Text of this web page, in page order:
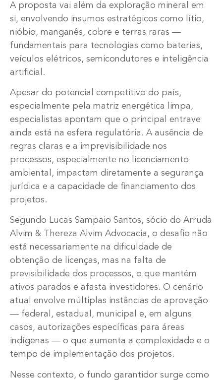
A proposta vai além da exploração mineral em
si, envolvendo insumos estratégicos como lítio,
nióbio, manganês, cobre e terras raras —
fundamentais para tecnologias como baterias,
veículos elétricos, semicondutores e inteligência
artificial.
Apesar do potencial competitivo do país,
especialmente pela matriz energética limpa,
especialistas apontam que o principal entrave
ainda está na esfera regulatória. A ausência de
regras claras e a imprevisibilidade nos
processos, especialmente no licenciamento
ambiental, impactam diretamente a segurança
jurídica e a capacidade de financiamento dos
projetos.
Segundo Lucas Sampaio Santos, sócio do Arruda
Alvim & Thereza Alvim Advocacia, o desafio não
está necessariamente na dificuldade de
obtenção de licenças, mas na falta de
previsibilidade dos processos, o que mantém
ativos parados e afasta investidores. O cenário
atual envolve múltiplas instâncias de aprovação
— federal, estadual, municipal e, em alguns
casos, autorizações específicas para áreas
indígenas — o que aumenta a complexidade e o
tempo de implementação dos projetos.
Nesse contexto, o fundo garantidor surge como